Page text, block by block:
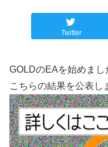
Twitter
GOLDのEAを始めまし
こちらの結果を公表し